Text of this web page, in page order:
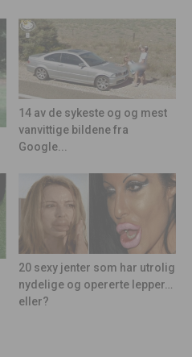
14 av de sykeste og og mest
vanvittige bildene fra
Google...
20 sexy jenter som har utrolig
nydelige og opererte lepper…
eller?